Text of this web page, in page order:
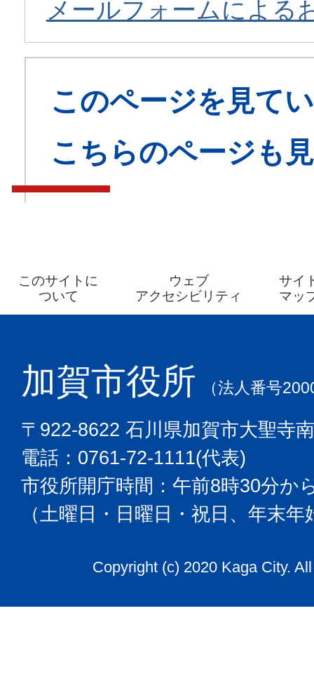
メールフォームによる
このページを見て
こちらのページも
このサイトに
ついて
ウェブ
アクセシビリティ
サイ
マッ
加賀市役所 （法人番号
〒922-8622 石川県加賀市大聖寺
電話：0761-72-1111(代表)
市役所開庁時間：午前8時30分か
（土曜日・日曜日・祝日、年末
Copyright (c) 2020 Kaga City.